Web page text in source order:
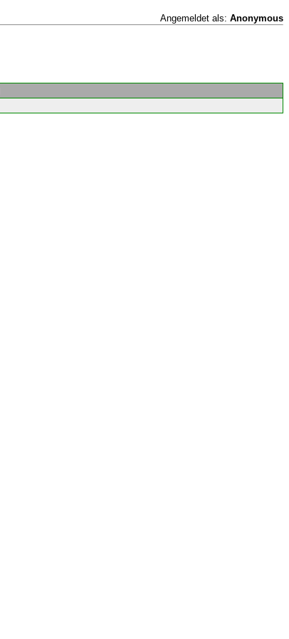
Angemeldet als: Anonymous